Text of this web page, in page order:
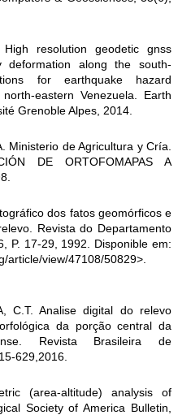
resolution geodetic gnss
along the south-
for earthquake hazard
eastern Venezuela. Earth
Grenoble Alpes, 2014.
Ministerio de Agricultura y Cría.
DE ORTOFOMAPAS A
dos fatos geomórficos e
Revista do Departamento
P. 17-29, 1992. Disponible em:
article/view/47108/50829>.
C.T. Analise digital do relevo
da porção central da
Revista Brasileira de
629,2016.
(area-altitude) analysis of
Society of America Bulletin,